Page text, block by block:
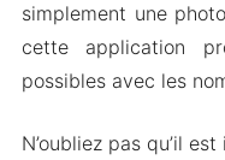
simplement une
cette application
possibles avec les
N’oubliez pas qu’il